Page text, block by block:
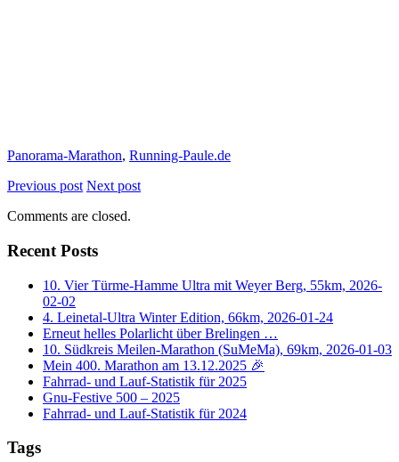
Panorama-Marathon, Running-Paule.de
Previous post Next post
Comments are closed.
Recent Posts
10. Vier Türme-Hamme Ultra mit Weyer Berg, 55km, 2026-
02-02
4. Leinetal-Ultra Winter Edition, 66km, 2026-01-24
Erneut helles Polarlicht über Brelingen …
10. Südkreis Meilen-Marathon (SuMeMa), 69km, 2026-01-03
Mein 400. Marathon am 13.12.2025 🎉
Fahrrad- und Lauf-Statistik für 2025
Gnu-Festive 500 – 2025
Fahrrad- und Lauf-Statistik für 2024
Tags